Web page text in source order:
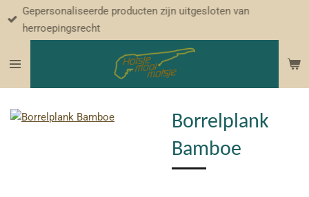
Ga
direct
de
Gepersonaliseerde producten zijn uitgesloten van
herroepingsrecht
Borrelplank
Bamboe